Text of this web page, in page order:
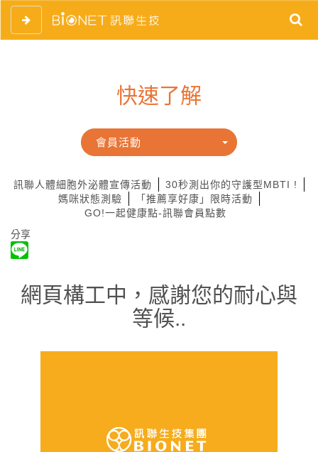
快速了解
會員活動
訊聯人體細胞外泌體宣傳活動
30秒測出你的守護型MBTI !
媽咪狀態測驗
「推薦享好康」限時活動
GO!一起健康點-訊聯會員點數
分享
網頁構工中，感謝您的耐心與
等候..